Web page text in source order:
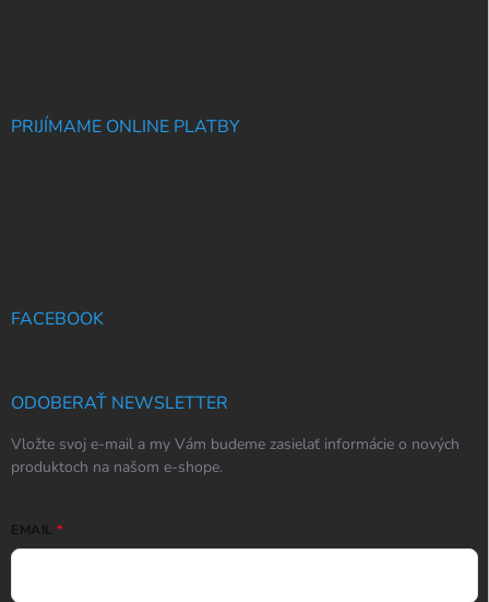
PRIJÍMAME ONLINE PLATBY
FACEBOOK
ODOBERAŤ NEWSLETTER
Vložte svoj e-mail a my Vám budeme zasielať informácie o nových
produktoch na našom e-shope.
EMAIL